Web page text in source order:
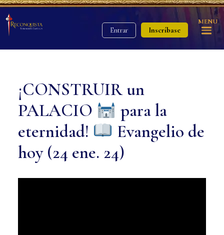
Entrar Inscríbase
MENU
¡CONSTRUIR un
PALACIO
para la
eternidad!
Evangelio de
hoy (24 ene. 24)